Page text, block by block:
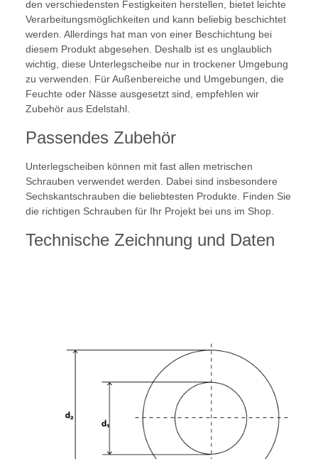
den verschiedensten Festigkeiten herstellen, bietet leichte
Verarbeitungsmöglichkeiten und kann beliebig beschichtet
werden. Allerdings hat man von einer Beschichtung bei
diesem Produkt abgesehen. Deshalb ist es unglaublich
wichtig, diese Unterlegscheibe nur in trockener Umgebung
zu verwenden. Für Außenbereiche und Umgebungen, die
Feuchte oder Nässe ausgesetzt sind, empfehlen wir
Zubehör aus Edelstahl.
Passendes Zubehör
Unterlegscheiben können mit fast allen metrischen
Schrauben verwendet werden. Dabei sind insbesondere
Sechskantschrauben die beliebtesten Produkte. Finden Sie
die richtigen Schrauben für Ihr Projekt bei uns im Shop.
Technische Zeichnung und Daten